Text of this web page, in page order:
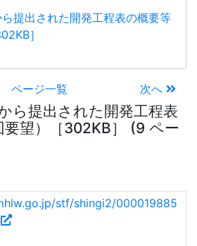
提出された開発工程表の概要等
］
ページ一覧 次へ
ら提出された開発工程表
要望）［302KB］ (9 ペー
stf/shingi2/000019885